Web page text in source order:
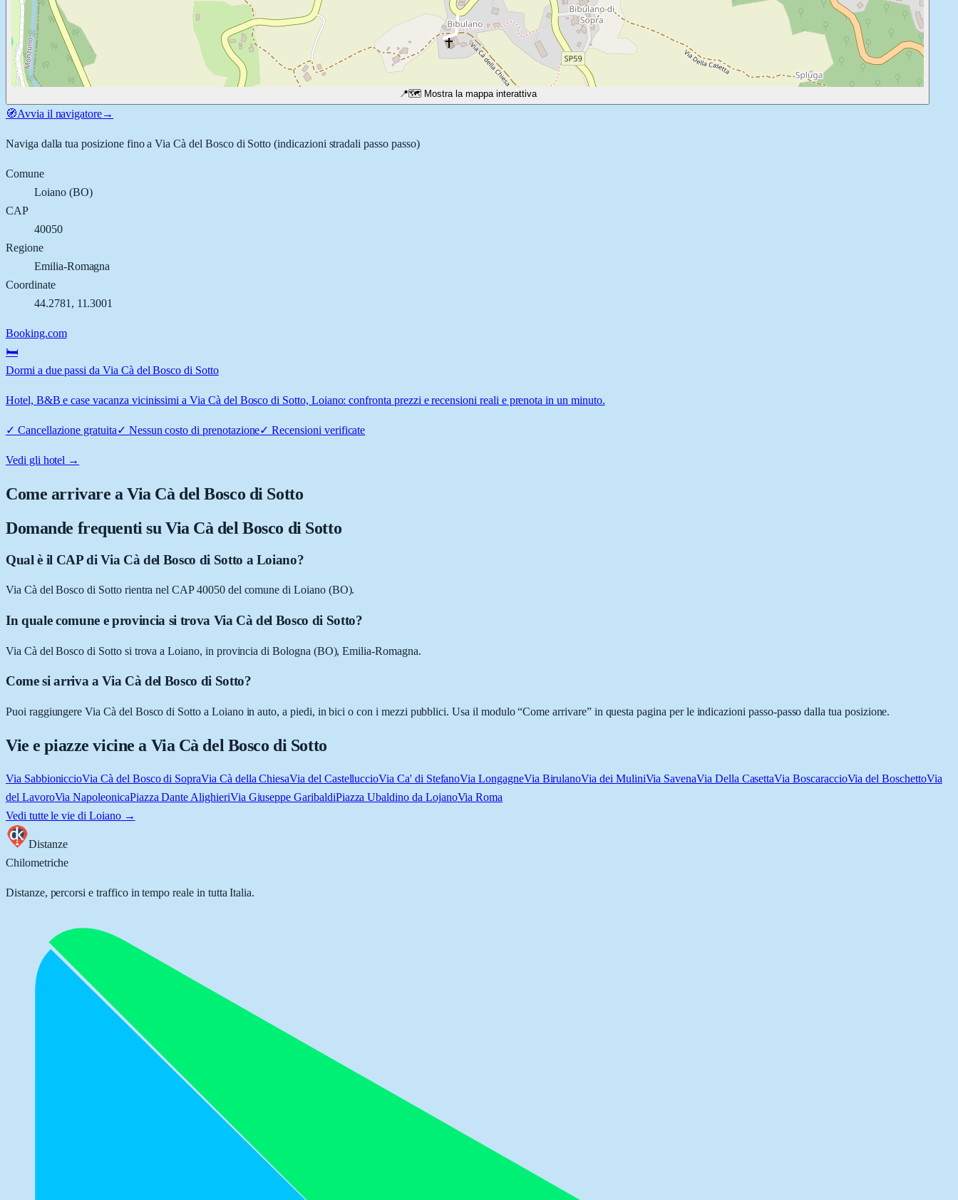
📍🗺️ Mostra la mappa interattiva
🧭Avvia il navigatore→
Naviga dalla tua posizione fino aVia Cà del Bosco di Sotto (indicazioni stradali passo passo)
Comune
Loiano(BO)
CAP
40050
Regione
Emilia-Romagna
Coordinate
44.2781 , 11.3001
Booking.com
🛏️
Dormi a due passi da Via Cà del Bosco di Sotto
Hotel, B&B e case vacanza vicinissimi a Via Cà del Bosco di Sotto, Loiano: confronta prezzi e recensioni reali e prenota in un minuto.
✓ Cancellazione gratuita✓ Nessun costo di prenotazione✓Recensioni verificate
Vedi gli hotel →
Come arrivare aVia Cà del Bosco di Sotto
Domande frequenti su Via Cà del Bosco di Sotto
Qual è il CAP di Via Cà del Bosco di Sotto a Loiano?
Via Cà del Bosco di Sotto rientra nel CAP 40050 del comune di Loiano (BO).
In quale comune e provincia si trova Via Cà del Bosco di Sotto?
Via Cà del Bosco di Sotto si trova a Loiano, in provincia di Bologna (BO), Emilia-Romagna.
Come si arriva a Via Cà del Bosco di Sotto?
Puoi raggiungere Via Cà del Bosco di Sotto a Loiano in auto, a piedi, in bici o con i mezzi pubblici. Usa il modulo “Come arrivare” in questa pagina per le indicazioni passo-passo dalla tua posizione.
Vie e piazze vicine a Via Cà del Bosco di Sotto
Via SabbioniccioVia Cà del Bosco di SopraVia Cà della ChiesaVia del CastelluccioVia Ca' di StefanoVia LongagneVia BirulanoVia dei MuliniVia SavenaVia Della CasettaVia BoscaraccioVia del BoschettoVia
del LavoroVia NapoleonicaPiazza Dante AlighieriVia Giuseppe GaribaldiPiazza Ubaldino da LojanoVia Roma
Vedi tutte le vie di Loiano→
Distanze
Chilometriche
Distanze, percorsi e traffico in tempo reale in tutta Italia.